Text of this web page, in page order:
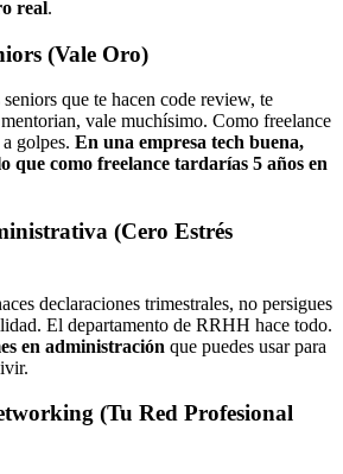
real.
(Vale Oro)
que te hacen code review, te
vale muchísimo. Como freelance
golpes. En una empresa tech buena,
que como freelance tardarías 5 años en
(Cero Estrés
declaraciones trimestrales, no persigues
El departamento de RRHH hace todo.
en administración que puedes usar para
(Tu Red Profesional